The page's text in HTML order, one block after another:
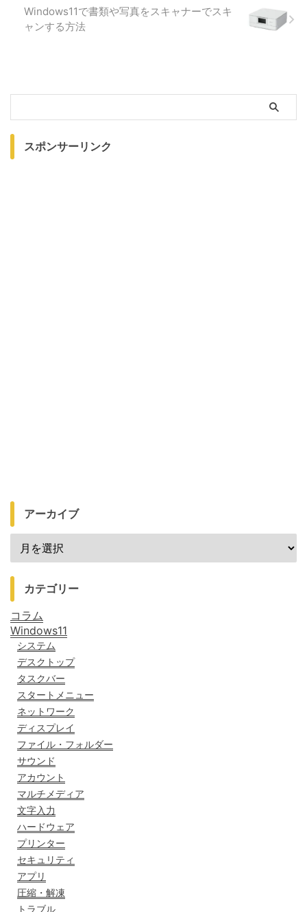
Windows11で書類や写真をスキャナーでスキ
ャンする方法
スポンサーリンク
アーカイブ
カテゴリー
コラム
Windows11
システム
デスクトップ
タスクバー
スタートメニュー
ネットワーク
ディスプレイ
ファイル・フォルダー
サウンド
アカウント
マルチメディア
文字入力
ハードウェア
プリンター
セキュリティ
アプリ
圧縮・解凍
トラブル